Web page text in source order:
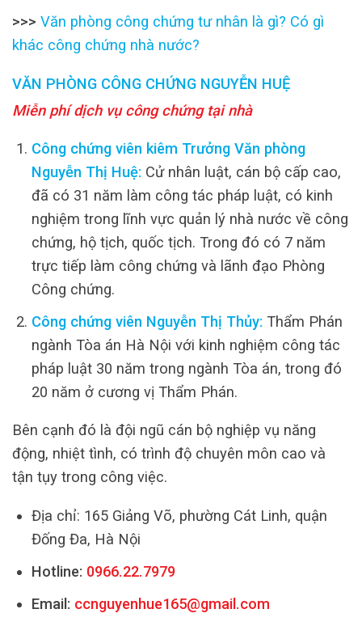
>>> Văn phòng công chứng tư nhân là gì? Có gì
khác công chứng nhà nước?
VĂN PHÒNG CÔNG CHỨNG NGUYỄN HUỆ
Miễn phí dịch vụ công chứng tại nhà
Công chứng viên kiêm Trưởng Văn phòng
Nguyễn Thị Huệ: Cử nhân luật, cán bộ cấp cao,
đã có 31 năm làm công tác pháp luật, có kinh
nghiệm trong lĩnh vực quản lý nhà nước về công
chứng, hộ tịch, quốc tịch. Trong đó có 7 năm
trực tiếp làm công chứng và lãnh đạo Phòng
Công chứng.
Công chứng viên Nguyễn Thị Thủy: Thẩm Phán
ngành Tòa án Hà Nội với kinh nghiệm công tác
pháp luật 30 năm trong ngành Tòa án, trong đó
20 năm ở cương vị Thẩm Phán.
Bên cạnh đó là đội ngũ cán bộ nghiệp vụ năng
động, nhiệt tình, có trình độ chuyên môn cao và
tận tụy trong công việc.
Địa chỉ: 165 Giảng Võ, phường Cát Linh, quận
Đống Đa, Hà Nội
Hotline: 0966.22.7979
Email: ccnguyenhue165@gmail.com